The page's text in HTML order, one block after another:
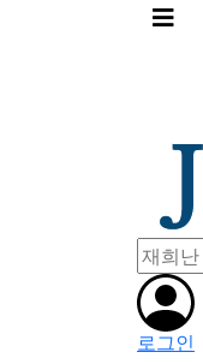
메
로그인